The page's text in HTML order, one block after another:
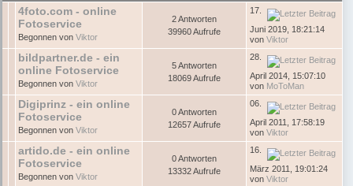
4foto.com - online
Fotoservice
Begonnen von Viktor
2 Antworten
39960 Aufrufe
17.
Juni 2019, 18:21:14
von Viktor
bildpartner.de - ein
online Fotoservice
Begonnen von Viktor
5 Antworten
18069 Aufrufe
28.
April 2014, 15:07:10
von MoToMan
Digiprinz - ein online
Fotoservice
Begonnen von Viktor
0 Antworten
12657 Aufrufe
06.
April 2011, 17:58:19
von Viktor
artido.de - ein online
Fotoservice
Begonnen von Viktor
0 Antworten
13332 Aufrufe
16.
März 2011, 19:01:24
von Viktor